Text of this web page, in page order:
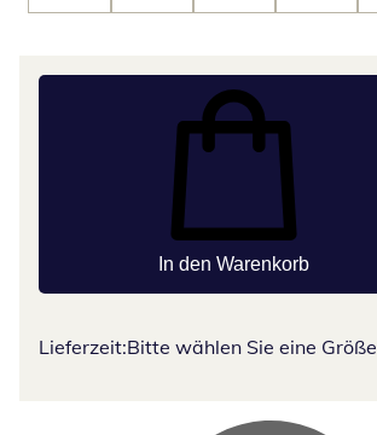
In den Warenkorb
Lieferzeit:Bitte wählen Sie eine Größe